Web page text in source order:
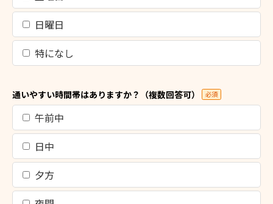
日曜日
特になし
通いやすい時間帯はありますか？（複数回答可） 必須
午前中
日中
夕方